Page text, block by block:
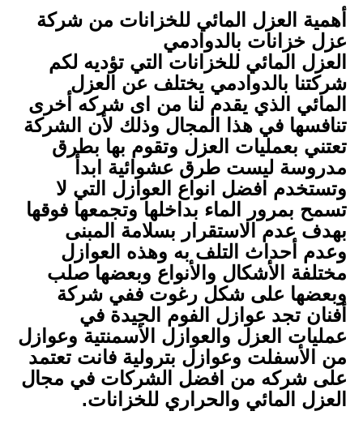
أهمية العزل المائي للخزانات من شركة
عزل خزانات بالدوادمي
العزل المائي للخزانات التي تؤديه لكم
شركتنا بالدوادمي يختلف عن العزل
المائي الذي يقدم لنا من اى شركه أخرى
تنافسها في هذا المجال وذلك لأن الشركة
تعتني بعمليات العزل وتقوم بها بطرق
مدروسة ليست طرق عشوائية ابدأ
وتستخدم افضل انواع العوازل التي لا
تسمح بمرور الماء بداخلها وتجمعها فوقها
بهدف عدم الاستقرار بسلامة المبنى
وعدم أحداث التلف به وهذه العوازل
مختلفة الأشكال والأنواع وبعضها صلب
وبعضها على شكل رغوت ففي شركة
أفنان تجد عوازل الفوم الجيدة في
عمليات العزل والعوازل الأسمنتية وعوازل
من الأسفلت وعوازل بترولية فانت تعتمد
على شركه من افضل الشركات في مجال
العزل المائي والحراري للخزانات.